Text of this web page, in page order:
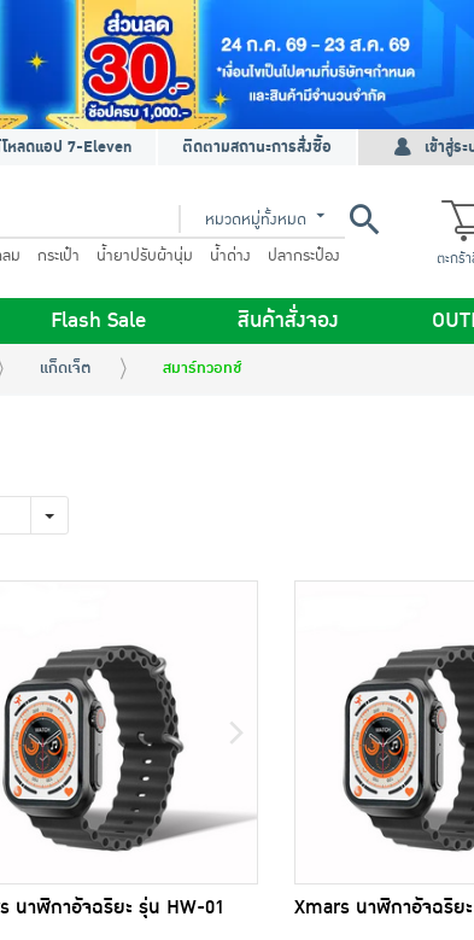
หลดแอป 7-Eleven ติดตามสถานะการสั่งซื้อ เข้าสู่ร
หมวดหมู่ทั้งหมด
ม กระเป๋า น้ำยาปรับผ้านุ่ม น้ำด่าง ปลากระป๋อง ตะกร้
Flash Sale สินค้าสั่งจอง
แก็ดเจ็ต สมาร์ทวอทช์
นาฬิกาอัจฉริยะ รุ่น HW-01 Xmars นาฬิกาอัจฉริย